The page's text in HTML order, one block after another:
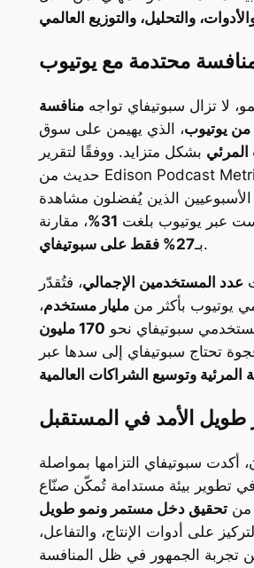
والتحليل، والتوزيع العالمي
محتدمة مع يوتيوب
لا تزال سبوتيفاي تواجهمنافسة
يوتيوب، الذي يهيمن على سوق
المرئي بشكل متزايد. ووفقًا لتقرير
حديث من Edison Podcast Metrics، فإن نسبة
الأسبوعيين الذين يُفضلون مشاهدة
عبر يوتيوب بلغت 31%
، مقارنة
بـ27% فقط على سبوتيفاي .
عدد المستخدمين الإجمالي، فتُقدّر
يوتيوب بأكثر منمليار مستخدم،
مستخدمي سبوتيفاي نحو
170 مليون
تحتاج سبوتيفاي إلى سدها عبر
المرئية وتوسيع الشراكات العالمية
طويل الأمد في المستقبل
أكدت سبوتيفاي التزامها بمواصلة
في تطوير بيئة مستدامة تُمكّن صنّاع
منتحقيق دخل مستمر ونمو طويل
على أدوات الإنتاج، والتفاعل،
تجربة الجمهور في ظل المنافسة